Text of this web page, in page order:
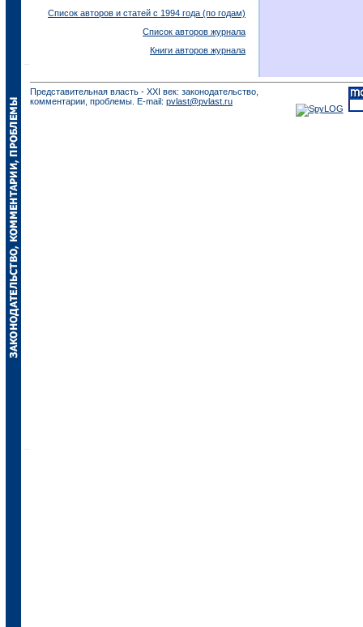
Список авторов и статей с 1994 года (по годам)
Список авторов журнала
Книги авторов журнала
Представительная власть - XXI век: законодательство,
комментарии, проблемы. E-mail: pvlast@pvlast.ru